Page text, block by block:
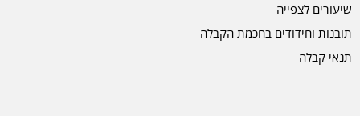
שיעורים לצפייה
תובנות וחידודים בחכמת הקבלה
תנאי קבלה